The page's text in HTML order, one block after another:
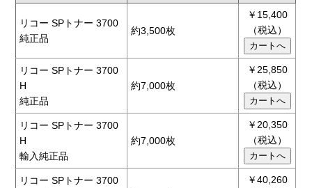
リコー SPトナー 3700
純正品
約3,500枚
￥15,400
（税込）
リコー SPトナー 3700
H
純正品
約7,000枚
￥25,850
（税込）
リコー SPトナー 3700
H
輸入純正品
約7,000枚
￥20,350
（税込）
リコー SPトナー 3700
￥40,260